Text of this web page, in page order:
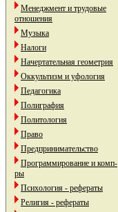
Менеджмент и трудовые
отношения
Музыка
Налоги
Начертательная геометрия
Оккультизм и уфология
Педагогика
Полиграфия
Политология
Право
Предпринимательство
Программирование и комп-
ры
Психология - рефераты
Религия - рефераты